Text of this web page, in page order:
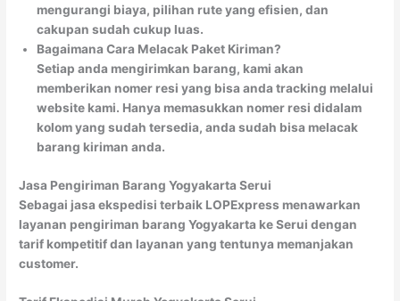
mengurangi biaya, pilihan rute yang efisien, dan
cakupan sudah cukup luas.
Bagaimana Cara Melacak Paket Kiriman?
Setiap anda mengirimkan barang, kami akan
memberikan nomer resi yang bisa anda tracking melalui
website kami. Hanya memasukkan nomer resi didalam
kolom yang sudah tersedia, anda sudah bisa melacak
barang kiriman anda.
Jasa Pengiriman Barang Yogyakarta Serui
Sebagai jasa ekspedisi terbaik LOPExpress menawarkan
layanan pengiriman barang Yogyakarta ke Serui dengan
tarif kompetitif dan layanan yang tentunya memanjakan
customer.